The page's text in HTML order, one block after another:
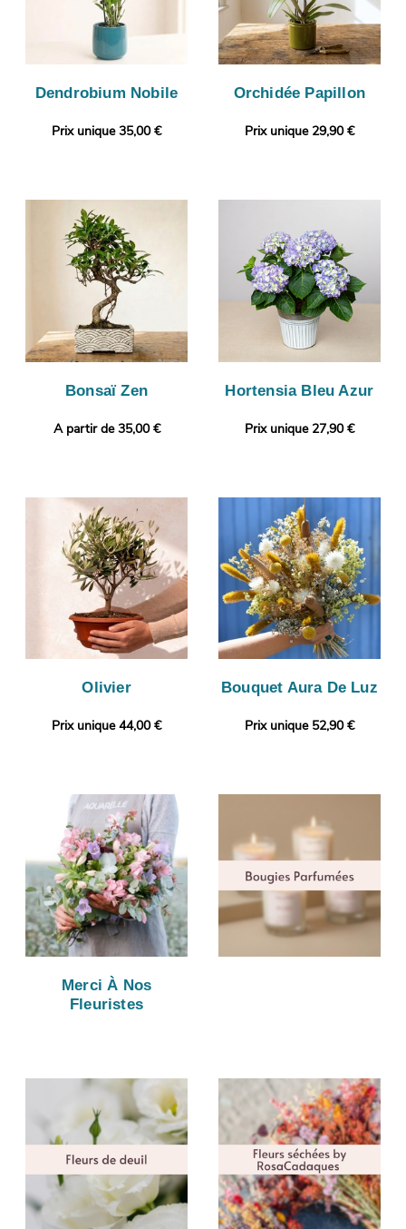
Dendrobium Nobile
Prix unique 35,00 €
Orchidée Papillon
Prix unique 29,90 €
Bonsaï Zen
A partir de 35,00 €
Hortensia Bleu Azur
Prix unique 27,90 €
Olivier
Prix unique 44,00 €
Bouquet Aura De Luz
Prix unique 52,90 €
Merci À Nos
Fleuristes